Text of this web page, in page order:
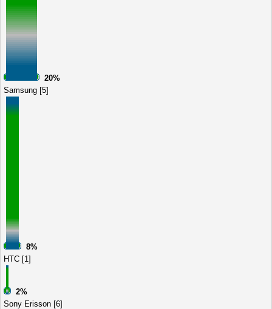
20%
Samsung [5]
8%
HTC [1]
2%
Sony Erisson [6]